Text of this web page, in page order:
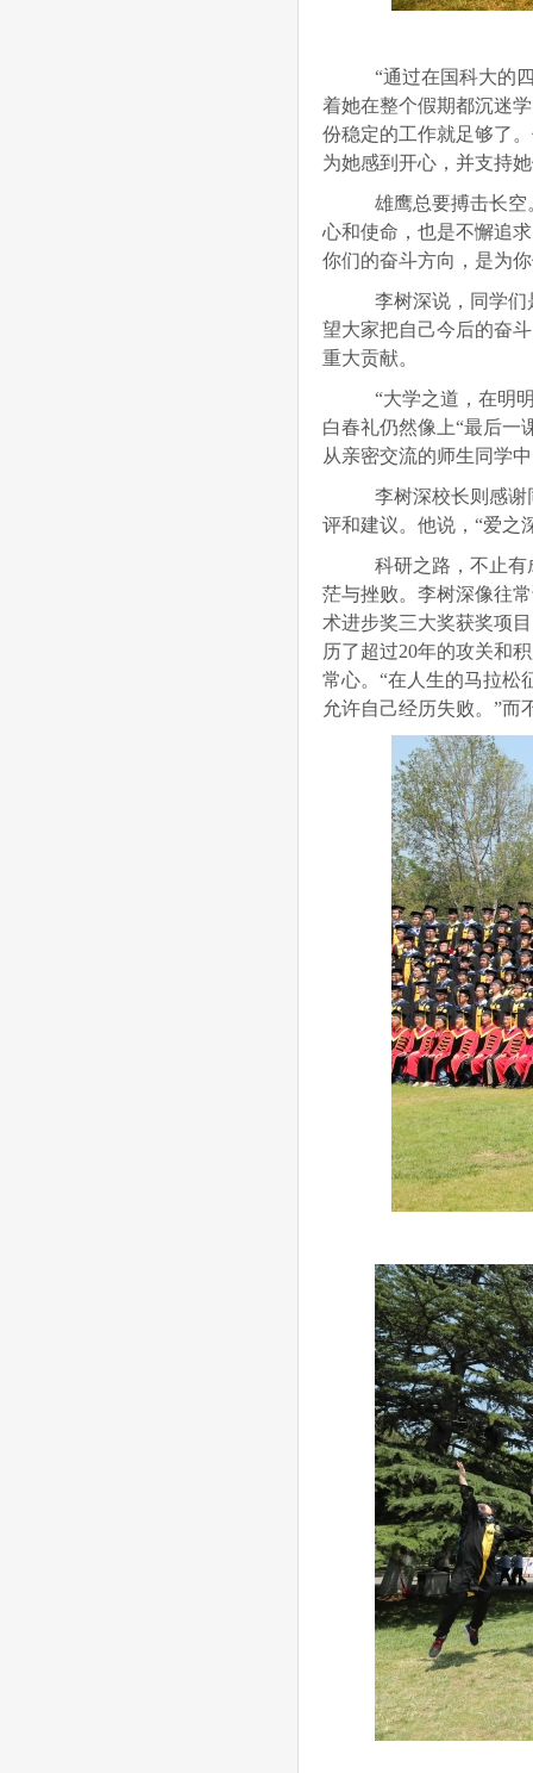
“通过在国科大的
着她在整个假期都沉迷
份稳定的工作就足够了
为她感到开心，并支持
雄鹰总要搏击长空
心和使命，也是不懈追
你们的奋斗方向，是为
李树深说，同学们
望大家把自己今后的奋
重大贡献。
“大学之道，在明
白春礼仍然像上“最后一
从亲密交流的师生同学
李树深校长则感谢
评和建议。他说，“爱之
科研之路，不止有
茫与挫败。李树深像往
术进步奖三大奖获奖项
历了超过20年的攻关和
常心。“在人生的马拉松
允许自己经历失败。”而